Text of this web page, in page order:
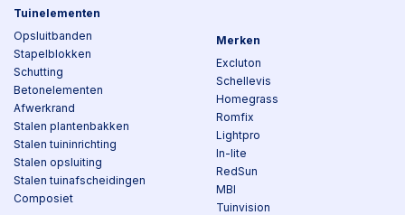
Tuinelementen
Opsluitbanden
Stapelblokken
Schutting
Betonelementen
Afwerkrand
Stalen plantenbakken
Stalen tuininrichting
Stalen opsluiting
Stalen tuinafscheidingen
Composiet
Merken
Excluton
Schellevis
Homegrass
Romfix
Lightpro
In-lite
RedSun
MBI
Tuinvision